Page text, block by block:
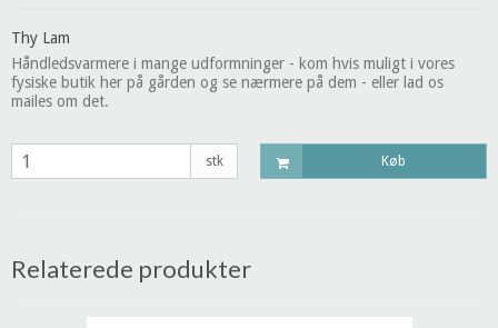
Thy Lam
Håndledsvarmere i mange udformninger - kom hvis muligt i vores
fysiske butik her på gården og se nærmere på dem - eller lad os
mailes om det.
stk Køb
Relaterede produkter